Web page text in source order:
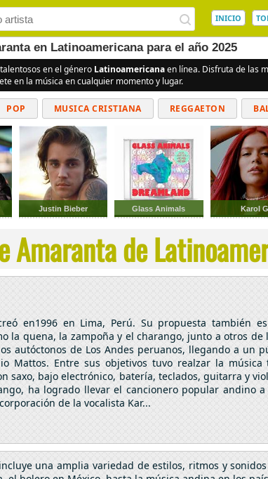
INICIO
en Latinoamericana para el año 2025
en el género Latinoamericanaen línea. Disfruta de las
en la música en cualquier momento y lugar.
POP MUSICA CRISTIANA REGGAETON
Justin Bieber Glass Animals Karol G
Amaranta de
en1996 en Lima, Perú. Su propuesta también
la quena, la zampoña y el charango, junto a otros
autóctonos de Los Andes peruanos, llegando a un
Mattos. Entre sus objetivos tuvo realzar la
saxo, bajo electrónico, batería, teclados, guitarra y
ha logrado llevar el cancionero popular andino
de la vocalista Kar...
una amplia variedad de estilos, ritmos y